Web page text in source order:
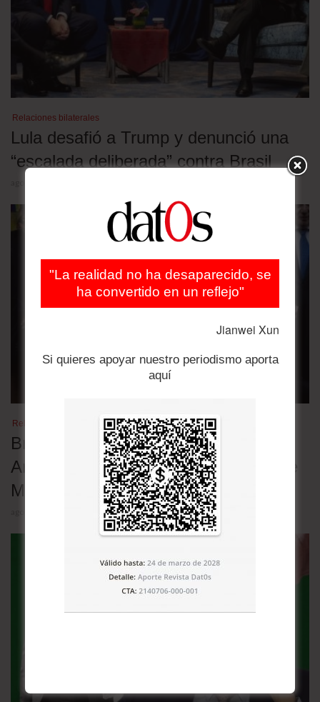
Relaciones bilaterales
Lula desafió a Trump y denunció una
“escalada deliberada” contra Brasil
Relaciones bilaterales
Brasil retira a su embajador en
Argentina en rechazo a los insultos de
Milei contra Lula
"La realidad no ha desaparecido, se
ha convertido en un reflejo"
Jianwei Xun
Si quieres apoyar nuestro periodismo aporta
aquí